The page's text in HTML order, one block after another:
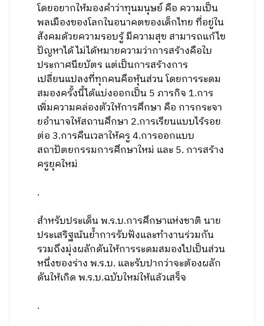
โดยอยากให้มองคำว่าทุนมนุษย์ คือ ความเป็น
พลเมืองของโลกในอนาคตของเด็กไทย ที่อยู่ใน
สังคมด้วยความรอบรู้ มีความสุข สามารถแก้ไข
ปัญหาได้ ไม่ได้หมายความว่าการสร้างคือใบ
ประกาศนียบัตร แต่เป็นการสร้างการ
เปลี่ยนแปลงที่ทุกคนคือหุ้นส่วน โดยการระดม
สมองครั้งนี้ได้แบ่งออกเป็น 5 ภารกิจ 1.การ
เพิ่มความคล่องตัวให้การศึกษา คือ การกระจา
ยอำนาจให้สถานศึกษา 2.การเรียนแบบไร้รอย
ต่อ 3.การคืนเวลาให้ครู 4.การออกแบบ
สถาปัตยกรรมการศึกษาใหม่ และ 5. การสร้าง
ครูยุคใหม่
.
สำหรับประเด็น พ.ร.บ.การศึกษาแห่งชาติ นาย
ประเสริฐเน้นย้ำการรับฟังและทำงานร่วมกัน
รวมถึงมุ่งผลักดันให้การระดมสมองไปเป็นส่วน
หนึ่งของร่าง พ.ร.บ. และรับปากว่าจะต้องผลัก
ดันให้เกิด พ.ร.บ.ฉบับใหม่ให้แล้วเสร็จ
.